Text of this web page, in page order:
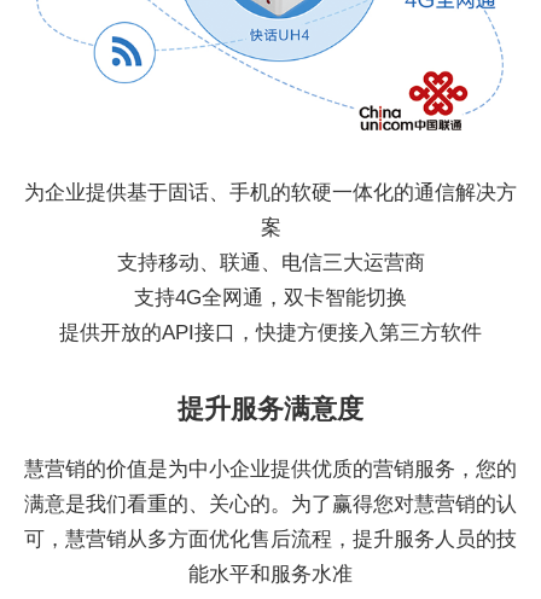
为企业提供基于固话、手机的软硬一体化的通信解决方
案
支持移动、联通、电信三大运营商
支持4G全网通，双卡智能切换
提供开放的API接口，快捷方便接入第三方软件
提升服务满意度
慧营销的价值是为中小企业提供优质的营销服务，您的
满意是我们看重的、关心的。为了赢得您对慧营销的认
可，慧营销从多方面优化售后流程，提升服务人员的技
能水平和服务水准